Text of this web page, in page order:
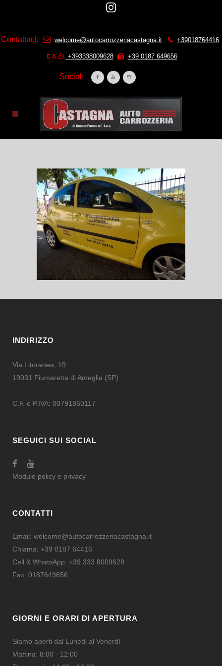
Contattaci: welcome@autocarrozzeriacastagna.it +39018764416
& +393338009628 +39 0187 649656
Social:
INDIRIZZO
Via Litoranea, 19
19031 Fiumaretta di Ameglia (SP)
C.F. e P.IVA: 00791860117
SEGUICI SUI SOCIAL
Modulo policy e privacy
CONTATTI
Email: welcome@autocarrozzeriacastagna.it
Chiama: +39 0187 64416
Cell & WhatsApp: +39 333 8009628
Fax: 0187649656
GIORNI E ORARI DI APERTURA
Siamo aperti dal Lunedi al Venerdì
Mattina: 8:00 - 12:00